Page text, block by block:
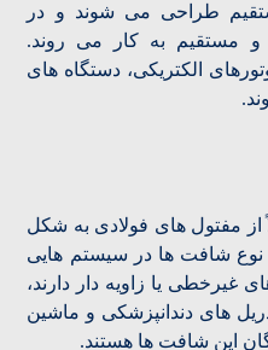
طراحی می شوند و در
مستقیم به کار می روند.
الکتریکی، دستگاه های
مفتول های فولادی به شکل
نوع شافت ها در سیستم هایی
غیرخطی یا زاویه دار دارند،
های دندانپزشکی و ماشین
این شافت ها هستند.